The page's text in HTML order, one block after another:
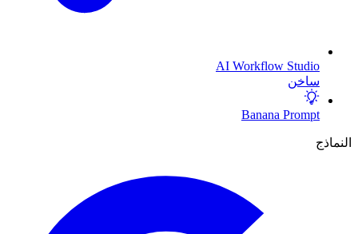
AI Workflow Studio
ساخن
Banana Prompt
النماذج